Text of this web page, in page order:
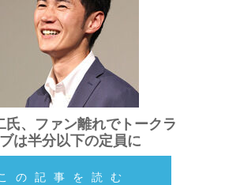
氏、ファン離れでトークラ
は半分以下の定員に
の記事を読む